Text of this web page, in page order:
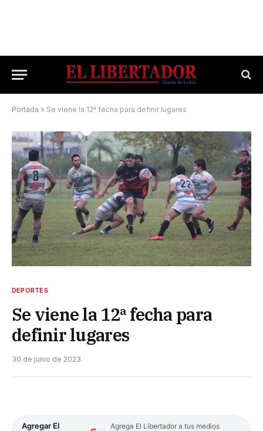
Portada » Se viene la 12ª fecha para definir lugares
DEPORTES
Se viene la 12ª fecha para
definir lugares
30 de junio de 2023
Agregar El
Agrega El Libertador a tus medios